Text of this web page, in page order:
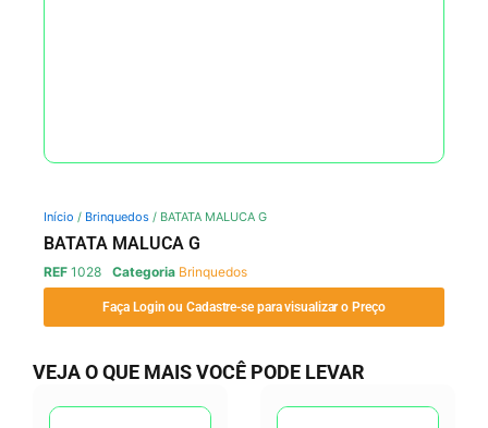
Início / Brinquedos / BATATA MALUCA G
BATATA MALUCA G
REF 1028 Categoria Brinquedos
Faça Login ou Cadastre-se para visualizar o Preço
VEJA O QUE MAIS VOCÊ PODE LEVAR